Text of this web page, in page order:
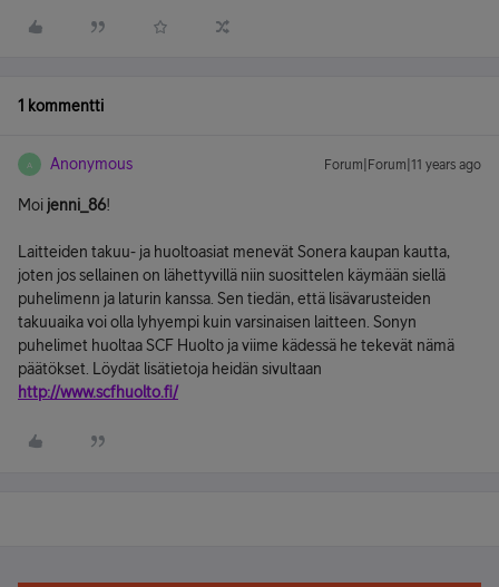
1 kommentti
A Anonymous Forum|Forum|11 years ago
Moi jenni_86!
Laitteiden takuu- ja huoltoasiat menevät Sonera kaupan kautta,
joten jos sellainen on lähettyvillä niin suosittelen käymään siellä
puhelimenn ja laturin kanssa. Sen tiedän, että lisävarusteiden
takuuaika voi olla lyhyempi kuin varsinaisen laitteen. Sonyn
puhelimet huoltaa SCF Huolto ja viime kädessä he tekevät nämä
päätökset. Löydät lisätietoja heidän sivultaan
http://www.scfhuolto.fi/